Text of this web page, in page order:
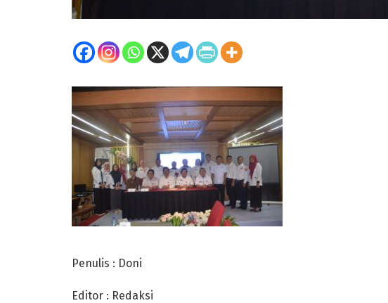
Penulis : Doni
Editor : Redaksi